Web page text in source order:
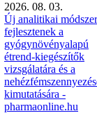
2026. 08. 03.
Új analitikai
fejlesztenek a
gyógynövényalapú
étrend-kiegészítők
vizsgálatára és a
kimutatására -
pharmaonline.hu